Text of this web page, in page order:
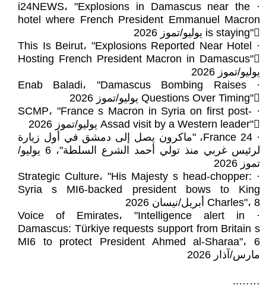
· i24NEWS، "Explosions in Damascus near the
hotel where French President Emmanuel Macron
is staying"򟙿 يوليو/تموز 2026
· This Is Beirut، "Explosions Reported Near Hotel
Hosting French President Macron in Damascus"򟙿
يوليو/تموز 2026
· Enab Baladi، "Damascus Bombing Raises
Questions Over Timing"򟙽 يوليو/تموز 2026
· SCMP، "France s Macron in Syria on first post-
Assad visit by a Western leader"򟙿 يوليو/تموز 2026
· France 24، "ماكرون يصل إلى دمشق في أول زيارة
لرئيس غربي منذ تولي أحمد الشرع السلطة"، 6 يوليو/
تموز 2026
· Strategic Culture، "His Majesty s head-chopper:
Syria s MI6-backed president bows to King
Charles"، 8 أبريل/نيسان 2026
· Voice of Emirates، "Intelligence alert in
Damascus: Türkiye requests support from Britain s
MI6 to protect President Ahmed al-Sharaa"، 6
مارس/آذار 2026
……..